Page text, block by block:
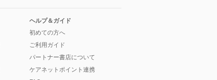
ヘルプ＆ガイド
初めての方へ
ご利用ガイド
パートナー書店について
ケアネットポイント連携